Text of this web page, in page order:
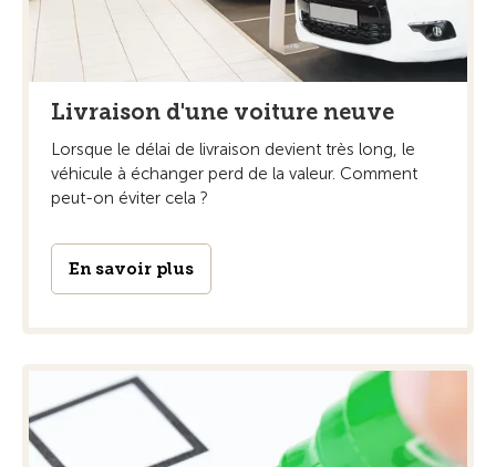
Livraison d'une voiture neuve
Lorsque le délai de livraison devient très long, le
véhicule à échanger perd de la valeur. Comment
peut-on éviter cela ?
En savoir plus